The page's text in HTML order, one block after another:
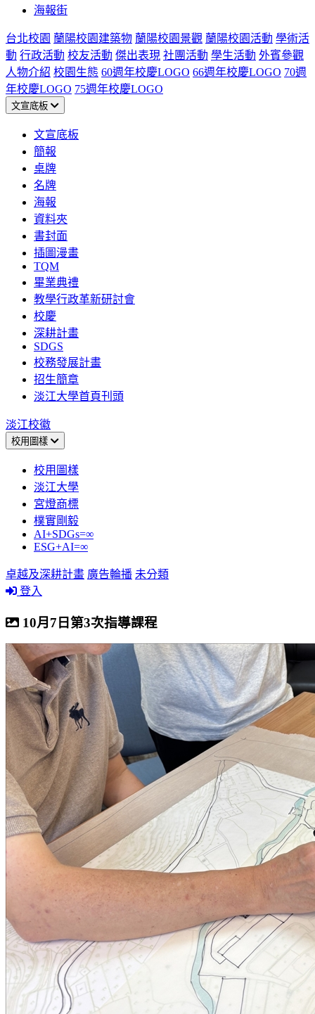
海報街
台北校園 蘭陽校園建築物 蘭陽校園景觀 蘭陽校園活動 學術活
動 行政活動 校友活動 傑出表現 社團活動 學生活動 外賓參觀
人物介紹 校園生態 60週年校慶LOGO 66週年校慶LOGO 70週
年校慶LOGO 75週年校慶LOGO
文宣底板
文宣底板
簡報
桌牌
名牌
海報
資料夾
書封面
插圖漫畫
TQM
畢業典禮
教學行政革新研討會
校慶
深耕計畫
SDGS
校務發展計畫
招生簡章
淡江大學首頁刊頭
淡江校徽
校用圖樣
校用圖樣
淡江大學
宮燈商標
樸實剛毅
AI+SDGs=∞
ESG+AI=∞
卓越及深耕計畫 廣告輪播 未分類
登入
10月7日第3次指導課程